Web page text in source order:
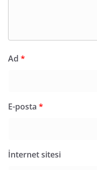
Ad *
E-posta *
İnternet sitesi